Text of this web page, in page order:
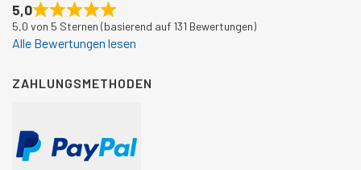
5,0
5,0 von 5 Sternen (basierend auf 131 Bewertungen)
Alle Bewertungen lesen
ZAHLUNGSMETHODEN